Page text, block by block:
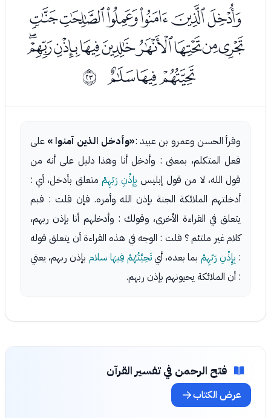
ﯞﯟﯠﯡﯢﯣ
ﯤﯥﯦﯧﯨﯩﯪﯫﯬ
ﯭﯮﯯ ﰖ
وقرأ الحسن وعمرو بن عبيد :«وأدخل الذين آمنوا » على
فعل المتكلم، بمعنى : وأدخل أنا وهذا دليل على أنه من
قول الله، لا من قول إبليس بِإِذْنِ رَبّهِمْ متعلق بأدخل، أي :
أدخلتهم الملائكة الجنة بإذن الله وأمره. فإن قلت : فبم
يتعلق في القراءة الأخرى، وقولك : وأدخلهم أنا بإذن ربهم،
كلام غير ملتئم ؟ قلت : الوجه في هذه القراءة أن يتعلق قوله
: بِإِذْنِ رَبّهِمْ بما بعده، أيتَحِيَّتُهُمْ فِيهَا سلام بإذن ربهم، يعني
: أن الملائكة يحيونهم بإذن ربهم.
فتح الرحمن في تفسير القرآن
عرض الكتاب